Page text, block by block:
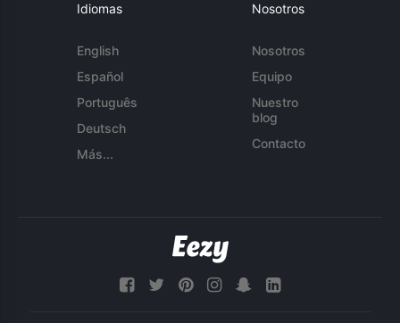
Idiomas
English
Español
Português
Deutsch
Más...
Nosotros
Nosotros
Equipo
Nuestro
blog
Contacto